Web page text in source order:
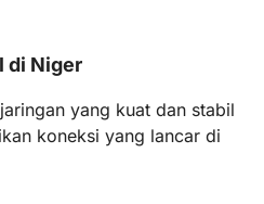
di Niger
yang kuat dan stabil
koneksi yang lancar di